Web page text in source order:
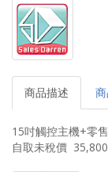
商品描述
15吋觸控主機+零
自取未稅價